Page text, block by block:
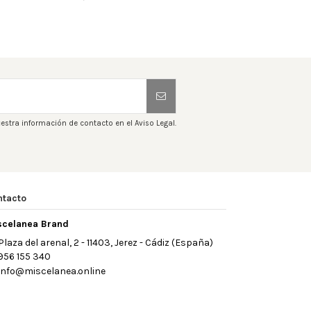
información de contacto en el Aviso Legal.
Brand
del arenal, 2 - 11403, Jerez - Cádiz (España)
155 340